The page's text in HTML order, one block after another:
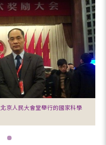
京人民大會堂舉行的國家科學